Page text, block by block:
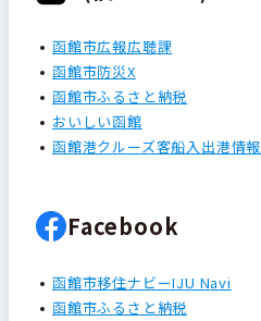
函館市広報広聴課
函館市防災X
函館市ふるさと納税
おいしい函館
函館港クルーズ客船入出港情報
Facebook
函館市移住ナビーIJU Navi
函館市ふるさと納税